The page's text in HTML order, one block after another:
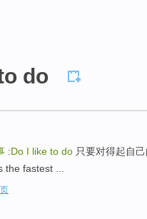
do
:Do I like to do 只要对得起自
fastest ...